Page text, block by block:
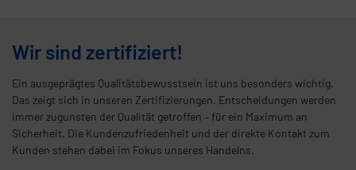
Wir sind zertifiziert!
Ein ausgeprägtes Qualitätsbewusstsein ist uns besonders wichtig.
Das zeigt sich in unseren Zertifizierungen. Entscheidungen werden
immer zugunsten der Qualität getroffen – für ein Maximum an
Sicherheit. Die Kundenzufriedenheit und der direkte Kontakt zum
Kunden stehen dabei im Fokus unseres Handelns.